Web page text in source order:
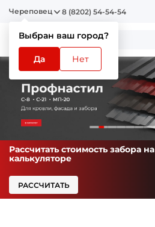
Череповец
Выбран ваш город?
Да Нет
8 (8202) 54-54-54
Рассчитать стоимость забора на
калькуляторе
РАССЧИТАТЬ